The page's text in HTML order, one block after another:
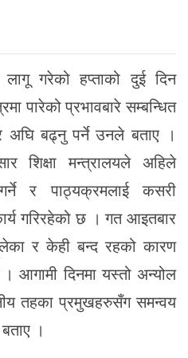
लागू गरेको हप्ताको दुई दिन
पारेको प्रभावबारे सम्बन्धित
अघि बढ्नु पर्ने उनले बताए ।
शिक्षा मन्त्रालयले अहिले
र पाठ्यक्रमलाई कसरी
गरिरहेको छ । गत आइतबार
र केही बन्द रहको कारण
आगामी दिनमा यस्तो अन्योल
तहका प्रमुखहरुसँग समन्वय
।